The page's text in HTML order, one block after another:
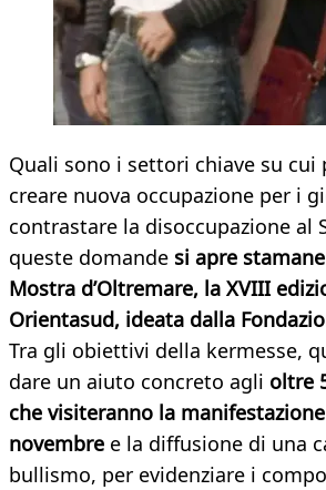
Quali sono i settori chiave su cui
creare nuova occupazione per i
contrastare la disoccupazione al
queste domande si apre
Mostra d’Oltremare, la XVIII
Orientasud, ideata dalla
Tra gli obiettivi della kermesse,
dare un aiuto concreto agli oltre
che visiteranno la
novembre e la diffusione di una
bullismo, per evidenziare i